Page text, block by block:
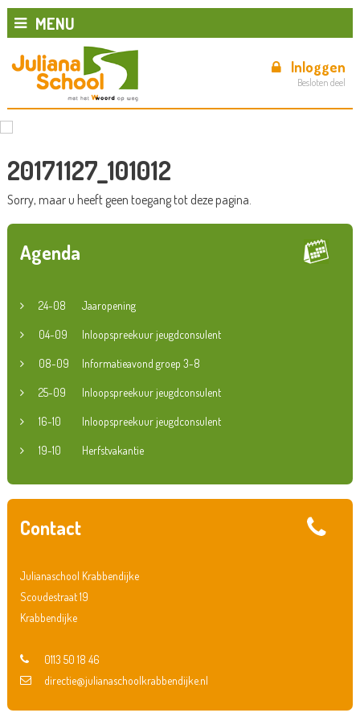
MENU
Inloggen
Besloten deel
20171127_101012
Sorry, maar u heeft geen toegang tot deze pagina.
Agenda
24-08 Jaaropening
04-09 Inloopspreekuur jeugdconsulent
08-09 Informatieavond groep 3-8
25-09 Inloopspreekuur jeugdconsulent
16-10 Inloopspreekuur jeugdconsulent
19-10 Herfstvakantie
Contact
Julianaschool Krabbendijke
Scoudestraat 19
Krabbendijke
0113 50 18 46
directie@julianaschoolkrabbendijke.nl